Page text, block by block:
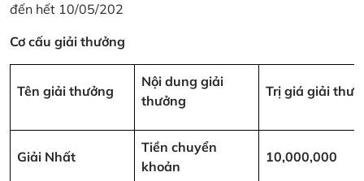
đến hết 10/05/202
Cơ cấu giải thưởng
Tên giải thưởng
Nội dung giải
thưởng
Trị giá giải
Giải Nhất
Tiền chuyển
khoản
10,000,000